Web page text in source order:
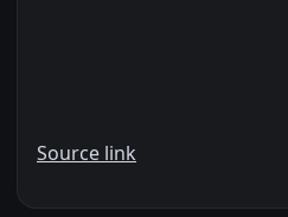
Source link